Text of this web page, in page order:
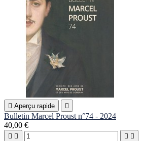
 Aperçu rapide 
Bulletin Marcel Proust n°74 - 2024
40,00 €
   